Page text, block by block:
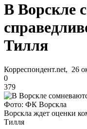
В Ворскле
Тилля
Корреспондент.net, 26
0
379
Фото: ФК Ворскла
Ворскла ждет оценки
Тилля